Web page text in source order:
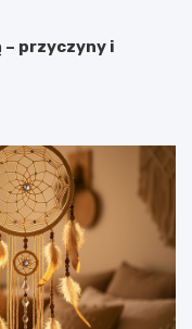
– przyczyny i